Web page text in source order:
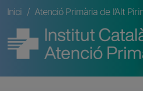
Fil d'ariadna
Inici
Atenció Primària de l’Alt